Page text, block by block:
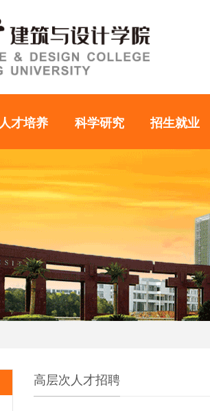
人才培养 科学研究 招生就业
高层次人才招聘